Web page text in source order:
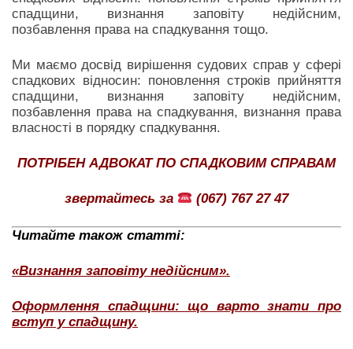
спадщини, визнання заповіту недійсним,
позбавлення права на спадкування тощо.
Ми маємо досвід вирішення судових справ у сфері
спадкових відносин: поновлення строків прийняття
спадщини, визнання заповіту недійсним,
позбавлення права на спадкування, визнання права
власності в порядку спадкування.
ПОТРІБЕН АДВОКАТ ПО СПАДКОВИМ СПРАВАМ
звертайтесь за (067) 767 27 47
Читайте також статті:
«Визнання заповіту недійсним».
Оформлення спадщини: що варто знати про
вступ у спадщину.